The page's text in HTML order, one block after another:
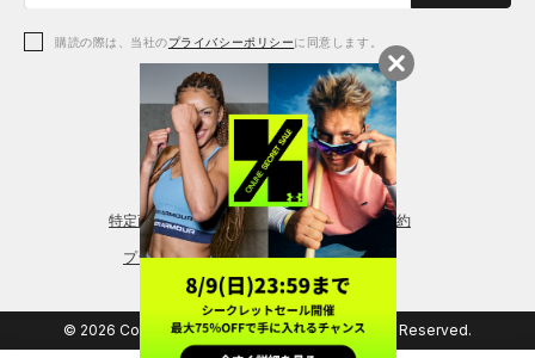
アクセサリー
レギンス＆タイツ
シューズ
購読の際は、当社のプライバシーポリシーに同意します。
特定商取引法に基づく通販の表記 会員規約
プライバシーポリシー
© 2026 Copyright DOME Corporation. All Rights Reserved.